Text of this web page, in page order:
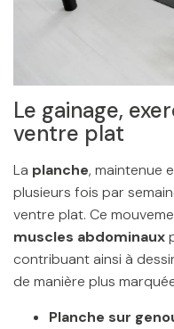
Le gainage,
ventre plat
La planche, maintenue
plusieurs fois par
ventre plat. Ce
muscles abdominaux
contribuant ainsi à
de manière plus
Planche sur